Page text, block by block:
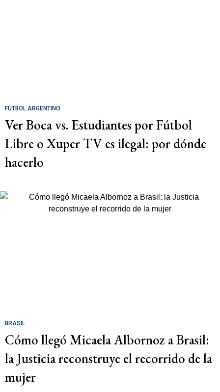
FÚTBOL ARGENTINO
Ver Boca vs. Estudiantes por Fútbol
Libre o Xuper TV es ilegal: por dónde
hacerlo
BRASIL
Cómo llegó Micaela Albornoz a Brasil:
la Justicia reconstruye el recorrido de la
mujer